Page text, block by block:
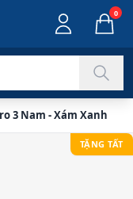
0
3 Nam - Xám Xanh
TẶNG TẤT